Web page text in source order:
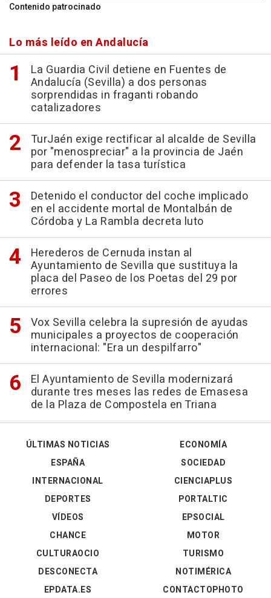
Contenido patrocinado
Lo más leído en Andalucía
La Guardia Civil detiene en Fuentes de
Andalucía (Sevilla) a dos personas
sorprendidas in fraganti robando
catalizadores
TurJaén exige rectificar al alcalde de Sevilla
por "menospreciar" a la provincia de Jaén
para defender la tasa turística
Detenido el conductor del coche implicado
en el accidente mortal de Montalbán de
Córdoba y La Rambla decreta luto
Herederos de Cernuda instan al
Ayuntamiento de Sevilla que sustituya la
placa del Paseo de los Poetas del 29 por
errores
Vox Sevilla celebra la supresión de ayudas
municipales a proyectos de cooperación
internacional: "Era un despilfarro"
El Ayuntamiento de Sevilla modernizará
durante tres meses las redes de Emasesa
de la Plaza de Compostela en Triana
ÚLTIMAS NOTICIAS
ESPAÑA
INTERNACIONAL
DEPORTES
VÍDEOS
ECONOMÍA
SOCIEDAD
CIENCIAPLUS
PORTALTIC
EPSOCIAL
CHANCE
CULTURAOCIO
DESCONECTA
EPDATA.ES
MOTOR
TURISMO
NOTIMÉRICA
CONTACTOPHOTO